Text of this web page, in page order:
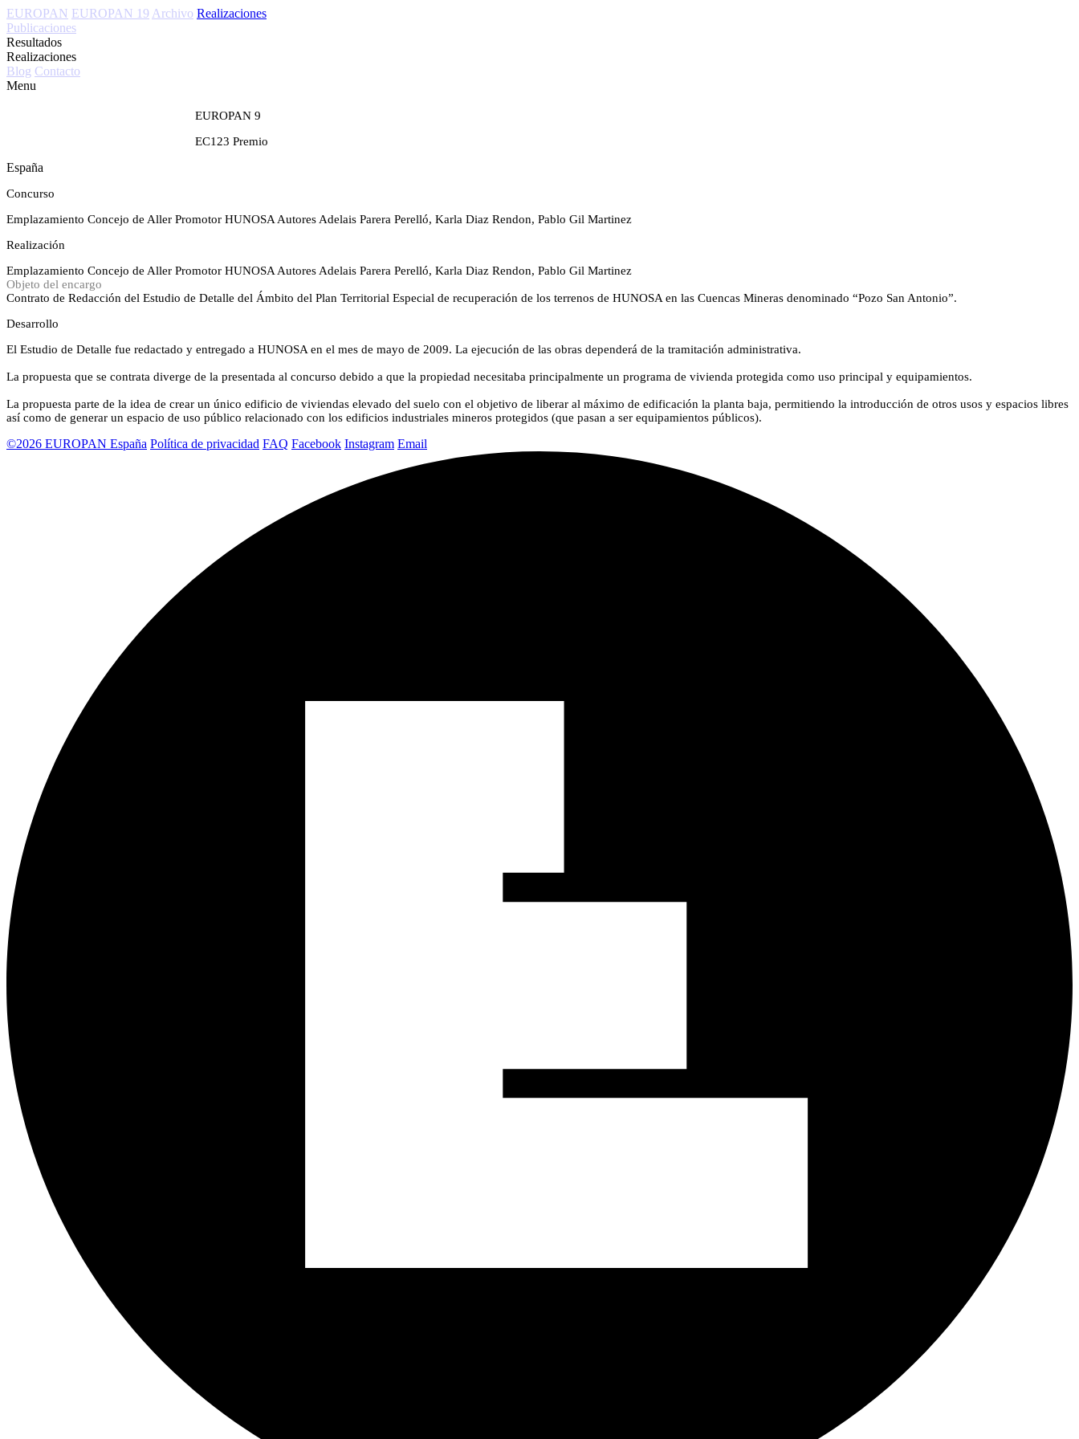
EUROPAN EUROPAN 19 Archivo Realizaciones
Publicaciones
Resultados
Realizaciones
Blog Contacto
Menu
EUROPAN 9
EC123 Premio
España
Concurso
Emplazamiento Concejo de Aller Promotor HUNOSA Autores Adelais Parera Perelló, Karla Diaz Rendon, Pablo Gil Martinez
Realización
Emplazamiento Concejo de Aller Promotor HUNOSA Autores Adelais Parera Perelló, Karla Diaz Rendon, Pablo Gil Martinez
Objeto del encargo
Contrato de Redacción del Estudio de Detalle del Ámbito del Plan Territorial Especial de recuperación de los terrenos de HUNOSA en las Cuencas Mineras denominado “Pozo San Antonio”.
Desarrollo
El Estudio de Detalle fue redactado y entregado a HUNOSA en el mes de mayo de 2009. La ejecución de las obras dependerá de la tramitación administrativa.
La propuesta que se contrata diverge de la presentada al concurso debido a que la propiedad necesitaba principalmente un programa de vivienda protegida como uso principal y equipamientos.
La propuesta parte de la idea de crear un único edificio de viviendas elevado del suelo con el objetivo de liberar al máximo de edificación la planta baja, permitiendo la introducción de otros usos y espacios libres
así como de generar un espacio de uso público relacionado con los edificios industriales mineros protegidos (que pasan a ser equipamientos públicos).
©2026 EUROPAN España Política de privacidad FAQ Facebook Instagram Email